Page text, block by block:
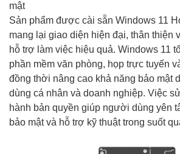
mật
Sản phẩm được cài sẵn Windows 11
mang lại giao diện hiện đại, thân thiện
hỗ trợ làm việc hiệu quả. Windows 11
phần mềm văn phòng, họp trực tuyến
đồng thời nâng cao khả năng bảo mật
dùng cá nhân và doanh nghiệp. Việc
hành bản quyền giúp người dùng yên
bảo mật và hỗ trợ kỹ thuật trong suốt